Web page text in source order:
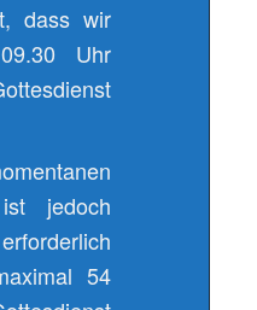
dass wir
Uhr
ist jedoch
54